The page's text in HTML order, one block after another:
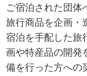
ご宿泊された団体
旅行商品を企画・
宿泊を手配した旅
画や特産品の開発
備を行った方への